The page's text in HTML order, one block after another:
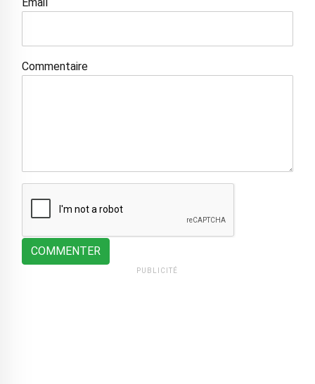
Commentaire
COMMENTER
PUBLICITÉ